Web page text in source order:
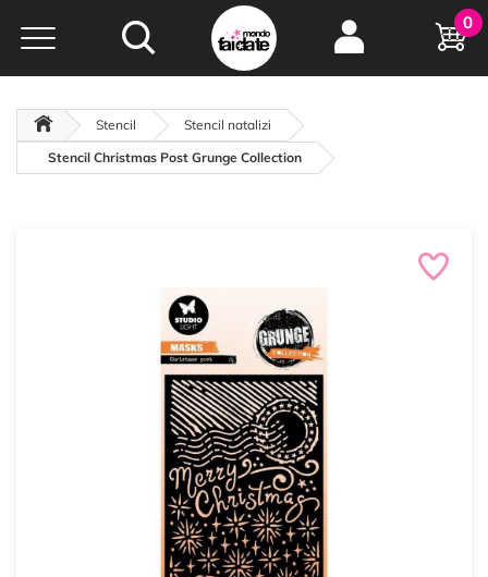
Hobby e
creatività...
oltre 15 anni online
0
Stencil
Stencil natalizi
Stencil Christmas Post Grunge Collection